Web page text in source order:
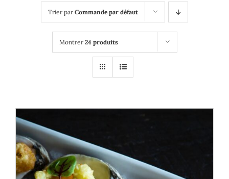
Cours de cuisine
Trier par Commande par défaut
Montrer 24 produits